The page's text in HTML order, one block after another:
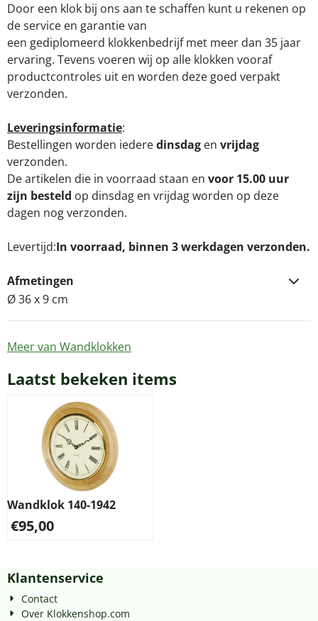
Door een klok bij ons aan te schaffen kunt u rekenen op
de service en garantie van
een gediplomeerd klokkenbedrijf met meer dan 35 jaar
ervaring. Tevens voeren wij op alle klokken vooraf
productcontroles uit en worden deze goed verpakt
verzonden.
Leveringsinformatie:
Bestellingen worden iederedinsdag en vrijdag
verzonden.
De artikelen die in voorraad staan en voor 15.00 uur
zijn besteld op dinsdag en vrijdag worden op deze
dagen nog verzonden.
Levertijd In voorraad, binnen 3 werkdagen verzonden.
Afmetingen
Ø 36 x 9 cm
Meer van Wandklokken
Laatst bekeken items
Wandklok 140-1942
€95,00
Klantenservice
Contact
Over Klokkenshop.com